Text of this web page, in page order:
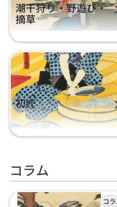
潮干狩り・野遊び・
摘草
初鰹
コラム